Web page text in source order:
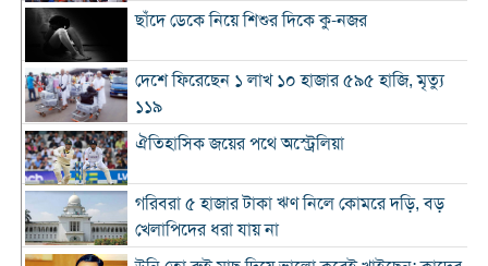
ছাঁদে ডেকে নিয়ে শিশুর দিকে কু-নজর
দেশে ফিরেছেন ১ লাখ ১০ হাজার ৫৯৫ হাজি, মৃত্যু
১১৯
ঐতিহাসিক জয়ের পথে অস্ট্রেলিয়া
গরিবরা ৫ হাজার টাকা ঋণ নিলে কোমরে দড়ি, বড়
খেলাপিদের ধরা যায় না